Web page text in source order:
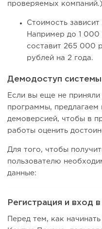
проверяемых
Стоимость
Например до 1 000
составит 265 000
рублей на 2 года.
Демодоступ
Если вы еще не
программы, предлагаем
демоверсией, чтобы в
работы оценить
Для того, чтобы
пользователю
данные:
Регистрация и вход
Перед тем, как